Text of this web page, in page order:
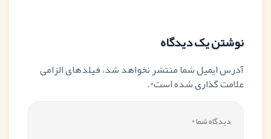
نوشتن یک دیدگاه
آدرس ایمیل شما منتشر نخواهد شد، فیلدهای الزامی
علامت گذاری شده است*.